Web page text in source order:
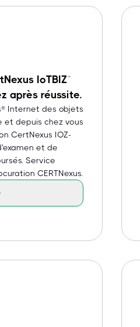
IoTBIZ™
après réussite.
Internet des objets
et depuis chez vous
CertNexus IOZ-
et de
Service
CERTNexus.